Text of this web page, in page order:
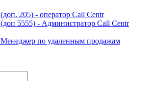
(доп. 205) - оператор Call Centr
(доп 5555) - Администратор Call Centr
Менеджер по удаленным продажам